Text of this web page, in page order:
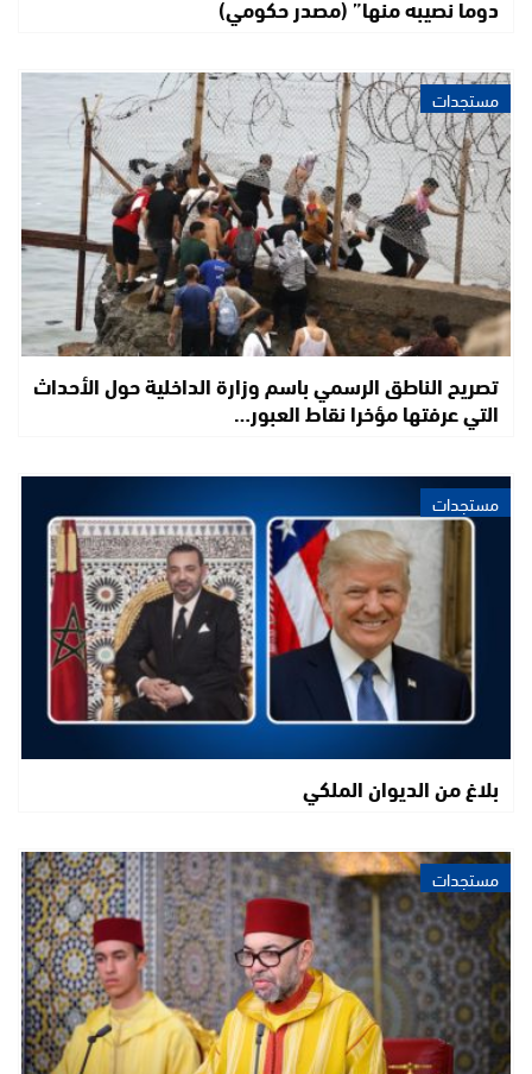
دوما نصيبه منها” (مصدر حكومي)
مستجدات
تصريح الناطق الرسمي باسم وزارة الداخلية حول الأحداث
التي عرفتها مؤخرا نقاط العبور…
مستجدات
بلاغ من الديوان الملكي
مستجدات